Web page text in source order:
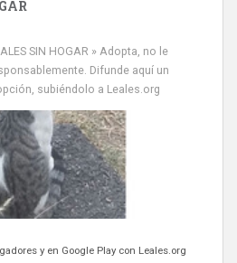
SIN HOGAR » Adopta, no le
Difunde aquí un
subiéndolo a Leales.org
y en Google Play con Leales.org